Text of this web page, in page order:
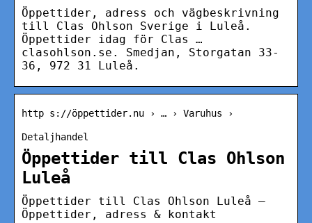
Öppettider, adress och vägbeskrivning
till Clas Ohlson Sverige i Luleå.
Öppettider idag för Clas …
clasohlson.se. Smedjan, Storgatan 33-
36, 972 31 Luleå.
http s://öppettider.nu › … › Varuhus ›
Detaljhandel
Öppettider till Clas Ohlson
Luleå
Öppettider till Clas Ohlson Luleå –
Öppettider, adress & kontakt